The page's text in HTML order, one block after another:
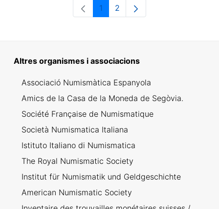
Pàgina
1 Pàgina
2
Altres organismes i associacions
Associació Numismàtica Espanyola
Amics de la Casa de la Moneda de Segòvia.
Société Française de Numismatique
Società Numismatica Italiana
Istituto Italiano di Numismatica
The Royal Numismatic Society
Institut für Numismatik und Geldgeschichte
American Numismatic Society